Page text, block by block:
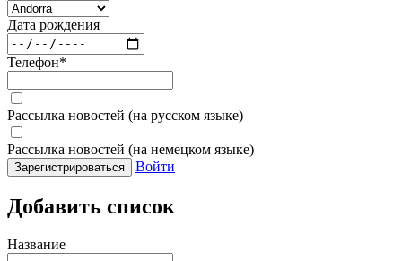
Дата рождения
Телефон*
Рассылка новостей (на русском языке)
Рассылка новостей (на немецком языке)
Зарегистрироваться Войти
Добавить список
Название